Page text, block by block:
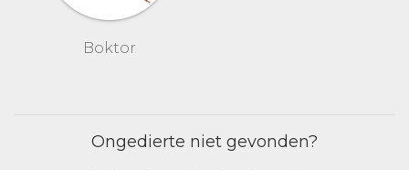
Boktor
Ongedierte niet gevonden?